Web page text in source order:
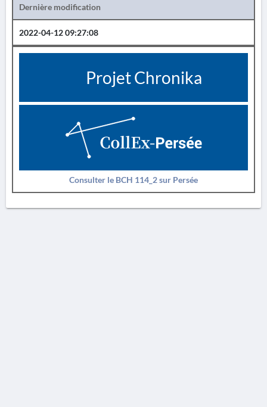
Dernière modification
2022-04-12 09:27:08
Projet Chronika
Consulter le BCH 114_2 sur Persée